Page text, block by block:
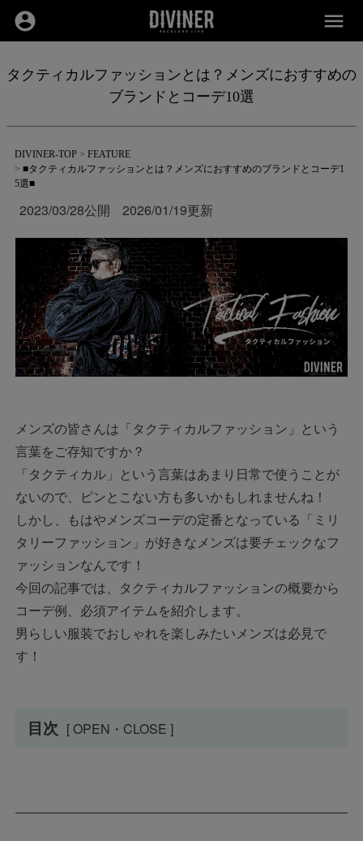
account_circle menu
タクティカルファッションとは？メンズにおすすめの
ブランドとコーデ10選
DIVINER-TOP
FEATURE
■タクティカルファッションとは？メンズにおすすめのブランドとコーデ1
5選■
2023/03/28公開 2026/01/19更新
メンズの皆さんは「タクティカルファッション」という
言葉をご存知ですか？
「タクティカル」という言葉はあまり日常で使うことが
ないので、ピンとこない方も多いかもしれませんね！
しかし、もはやメンズコーデの定番となっている「ミリ
タリーファッション」が好きなメンズは要チェックなフ
ァッションなんです！
今回の記事では、タクティカルファッションの概要から
コーデ例、必須アイテムを紹介します。
男らしい服装でおしゃれを楽しみたいメンズは必見で
す！
目次 [ OPEN・CLOSE ]